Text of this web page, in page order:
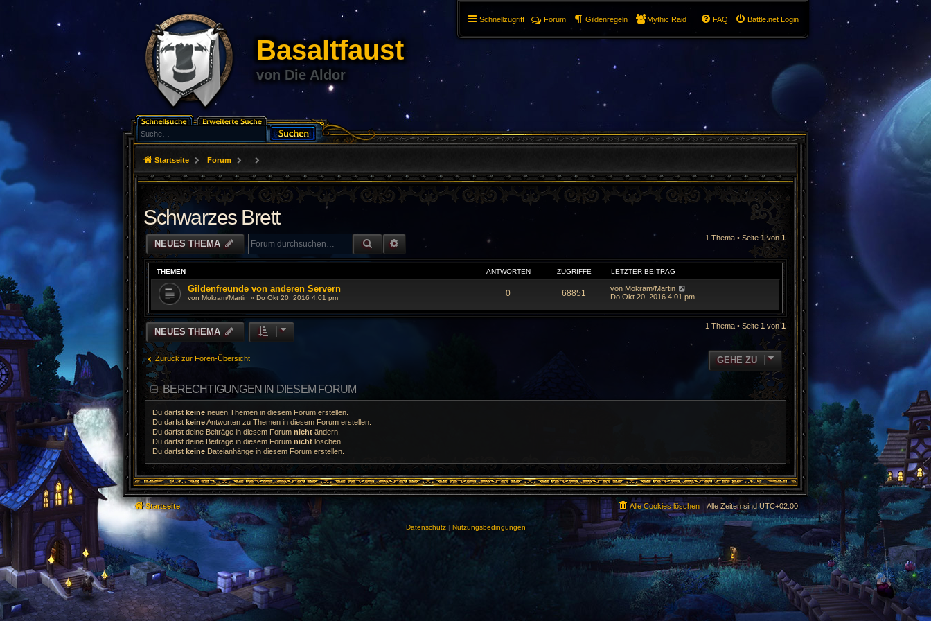
Basaltfaust
von Die Aldor
Schnellzugriff Battle.net Login
FAQ
Forum Gildenregeln Mythic Raid
Startseite Forum
Schwarzes Brett
NEUES THEMA SUCHE ERWEITERTE SUCHE 1 Thema • Seite1von 1
THEMEN ANTWORTEN ZUGRIFFE LETZTER BEITRAG
Gildenfreunde von anderen Servern
von Mokram/Martin » Do Okt 20, 2016 4:01 pm 0 68851 von Mokram/Martin
Do Okt 20, 2016 4:01 pm
NEUES THEMA
1 Thema • Seite 1 von1
Zurück zur Foren-Übersicht GEHE ZU
BERECHTIGUNGEN IN DIESEM FORUM
Du darfst keine neuen Themen in diesem Forum erstellen.
Du darfst keineAntworten zu Themen in diesem Forum erstellen.
Du darfst deine Beiträge in diesem Forum nicht ändern.
Du darfst deine Beiträge in diesem Forum nicht löschen.
Du darfst keine Dateianhänge in diesem Forum erstellen.
Startseite Alle Zeiten sindUTC+02:00
Alle Cookies löschen
Datenschutz| Nutzungsbedingungen